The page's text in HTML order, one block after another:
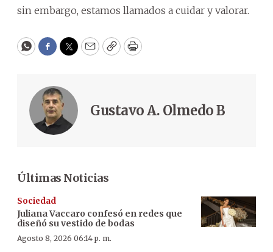
sin embargo, estamos llamados a cuidar y valorar.
WhatsApp
Facebook
Twitter
EmailCopyPrint
Gustavo A. Olmedo B
Últimas Noticias
Sociedad
Juliana Vaccaro confesó en redes que
diseñó su vestido de bodas
Agosto 8, 2026 06:14 p. m.